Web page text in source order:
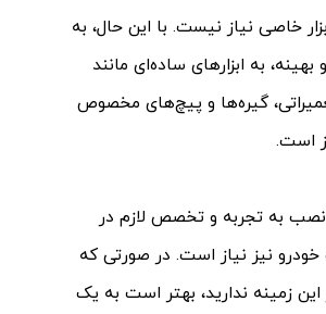
خاصی نیاز نیست. با این حال، به
به ابزارهای ساده‌ای مانند
گیره‌ها و پیچ‌های مخصوص
نصب به تجربه و تخصص لازم در
خودرو نیز نیاز است. در صورتی که
زمینه ندارید، بهتر است به یک